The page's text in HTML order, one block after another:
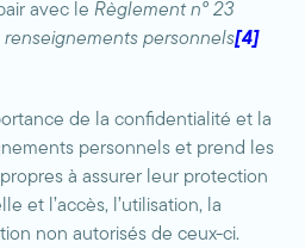
avec le Règlement nº 23
personnels[4]
de la confidentialité et la
personnels et prend les
à assurer leur protection
et l’accès, l’utilisation, la
non autorisés de ceux-ci.